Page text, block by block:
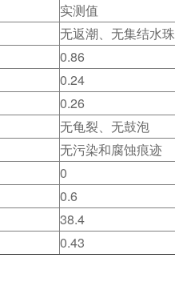
实测值
无返潮、无集结水珠
0.86
0.24
0.26
无龟裂、无鼓泡
无污染和腐蚀痕迹
0
0.6
38.4
0.43